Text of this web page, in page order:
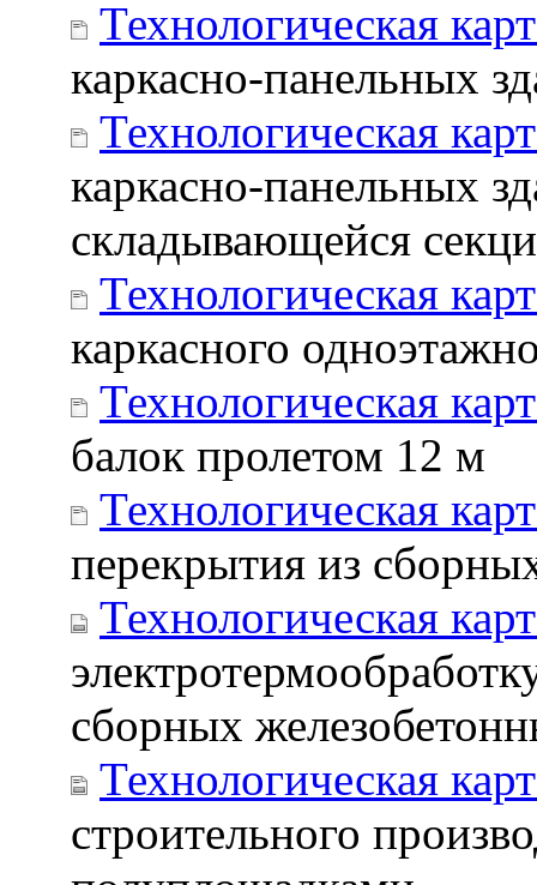
Технологическая
каркасно-панельных
Технологическая
каркасно-панельных
складывающейся
Технологическая
каркасного
Технологическая
балок пролетом 12 м
Технологическая
перекрытия из
Технологическая
сборных
Технологическая
строительного